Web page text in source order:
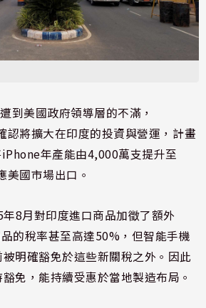
到美國政府領導層的不滿，
認將擴大在印度的投資與營運，計畫
年產能由4,000萬支提升至
國市場出口。
8月對印度進口商品加徵了額外
的稅率甚至高達50%，但智能手機
被明確豁免於這些新關稅之外 。因此
免，能持續受惠於當地製造布局。